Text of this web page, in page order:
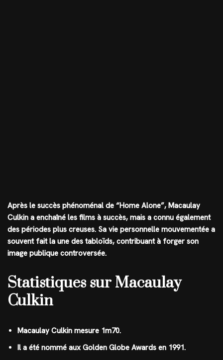
Après le succès phénoménal de “Home Alone”, Macaulay
Culkin a enchaîné les films à succès, mais a connu également
des périodes plus creuses. Sa vie personnelle mouvementée a
souvent fait la une des tabloïds, contribuant à forger son
image publique controversée.
Statistiques sur Macaulay
Culkin
Macaulay Culkin mesure 1m70.
Il a été nommé aux Golden Globe Awards en 1991.